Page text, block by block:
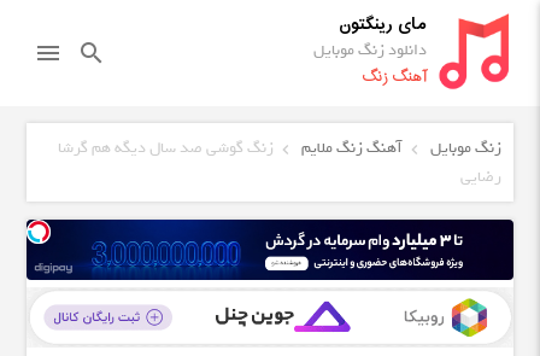
مای رینگتون
دانلود زنگ موبایل
آهنگ زنگ
search
menu
زنگ موبایل آهنگ زنگ ملایم
زنگ گوشی صد سال دیگه هم گرشا
رضایی